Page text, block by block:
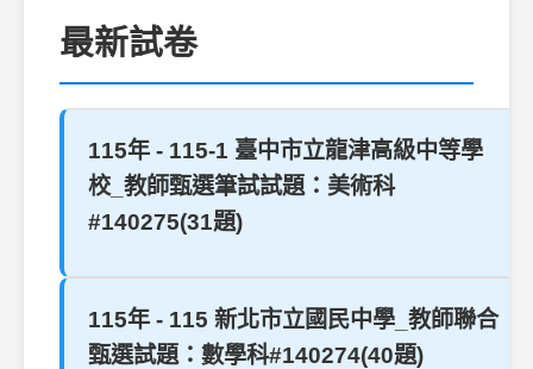
最新試卷
115年 - 115-1 臺中市立龍津高級中等學
校_教師甄選筆試試題：美術科
#140275(31題)
115年 - 115 新北市立國民中學_教師聯合
甄選試題：數學科#140274(40題)